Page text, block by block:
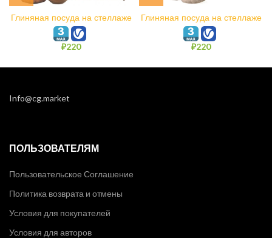
Глиняная посуда на стеллаже
N9
₽220
Глиняная посуда на стеллаже
N6
₽220
Info@cg.market
ПОЛЬЗОВАТЕЛЯМ
Пользовательское Соглашение
Политика возврата и отмены
Условия для покупателей
Условия для авторов